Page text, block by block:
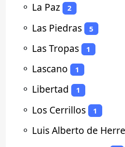
⚬ La Paz 2
⚬ Las Piedras 5
⚬ Las Tropas 1
⚬ Lascano 1
⚬ Libertad 1
⚬ Los Cerrillos 1
⚬ Luis Alberto de